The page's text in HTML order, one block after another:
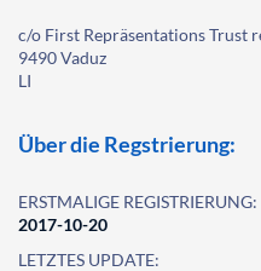
c/o First Repräsentations Trust
9490 Vaduz
LI
Über die Regstrierung:
ERSTMALIGE REGISTRIERUNG:
2017-10-20
LETZTES UPDATE: